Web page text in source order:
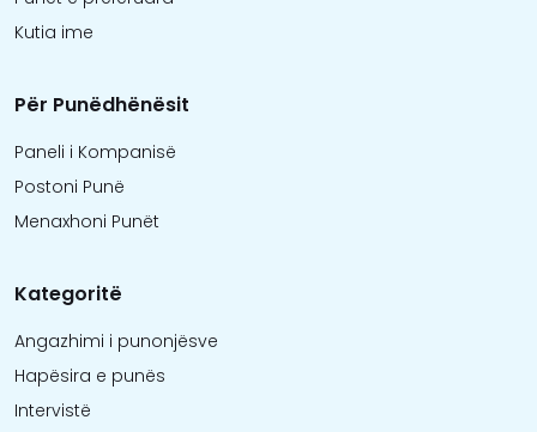
Kutia ime
Për Punëdhënësit
Paneli i Kompanisë
Postoni Punë
Menaxhoni Punët
Kategoritë
Angazhimi i punonjësve
Hapësira e punës
Intervistë